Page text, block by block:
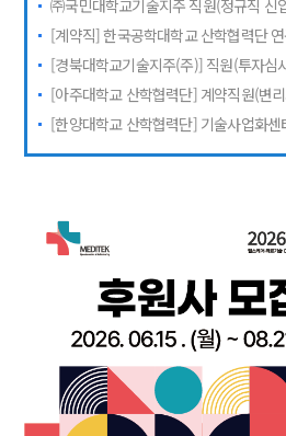
㈜국민대학교기술지주 직원(정규직 신
[계약직] 한국공학대학교 산학협력단
[경북대학교기술지주(주)] 직원(투자심
[아주대학교 산학협력단] 계약직원(변
[한양대학교 산학협력단] 기술사업화센